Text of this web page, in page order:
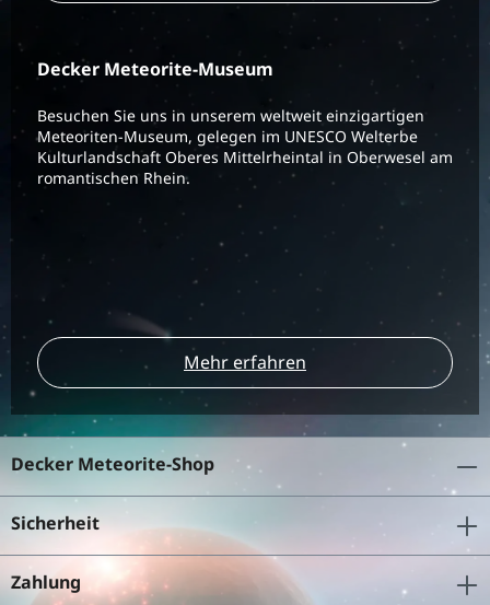
Decker Meteorite-Museum
Besuchen Sie uns in unserem weltweit einzigartigen
Meteoriten-Museum, gelegen im UNESCO Welterbe
Kulturlandschaft Oberes Mittelrheintal in Oberwesel am
romantischen Rhein.
Mehr erfahren
Decker Meteorite-Shop
Sicherheit
Zahlung